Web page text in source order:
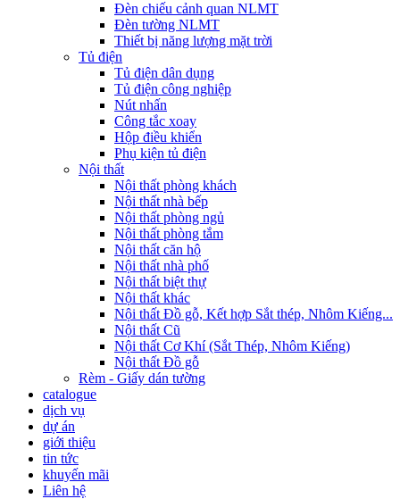
Đèn chiếu cảnh quan NLMT
Đèn tường NLMT
Thiết bị năng lượng mặt trời
Tủ điện
Tủ điện dân dụng
Tủ điện công nghiệp
Nút nhấn
Công tắc xoay
Hộp điều khiển
Phụ kiện tủ điện
Nội thất
Nội thất phòng khách
Nội thất nhà bếp
Nội thất phòng ngủ
Nội thất phòng tắm
Nội thất căn hộ
Nội thất nhà phố
Nội thất biệt thự
Nội thất khác
Nội thất Đồ gỗ, Kết hợp Sắt thép, Nhôm Kiếng...
Nội thất Cũ
Nội thất Cơ Khí (Sắt Thép, Nhôm Kiếng)
Nội thất Đồ gỗ
Rèm - Giấy dán tường
catalogue
dịch vụ
dự án
giới thiệu
tin tức
khuyến mãi
Liên hệ